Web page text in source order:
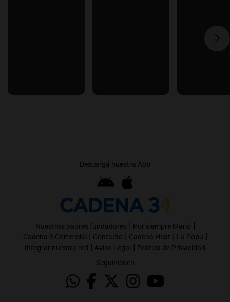
Descargá nuestra App
Nuestros padres fundadores | Por siempre Mario |
Cadena 3 Comercial | Contacto | Cadena Heat | La Popu |
Integrar nuestra red | Aviso Legal | Política de Privacidad
Seguinos en